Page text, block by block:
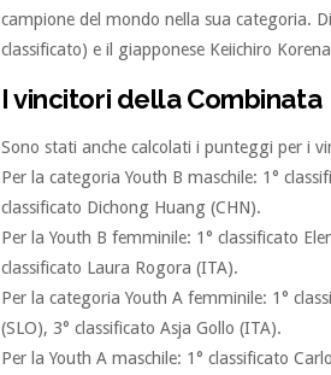
campione del mondo nella sua categoria.
classificato) e il giapponese Keiichiro
I vincitori della Combinata
Sono stati anche calcolati i punteggi per i
Per la categoria Youth B maschile: 1°
classificato Dichong Huang (CHN).
Per la Youth B femminile: 1° classificato
classificato Laura Rogora (ITA).
Per la categoria Youth A femminile: 1°
(SLO), 3° classificato Asja Gollo (ITA).
Per la Youth A maschile: 1° classificato